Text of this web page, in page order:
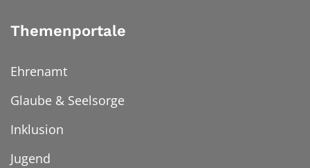
Themenportale
Ehrenamt
Glaube & Seelsorge
Inklusion
Jugend